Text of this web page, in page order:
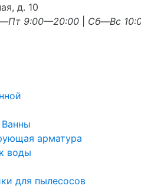
д. 10
9:00—20:00
Сб—Вс
арматура
воды
для пылесосов